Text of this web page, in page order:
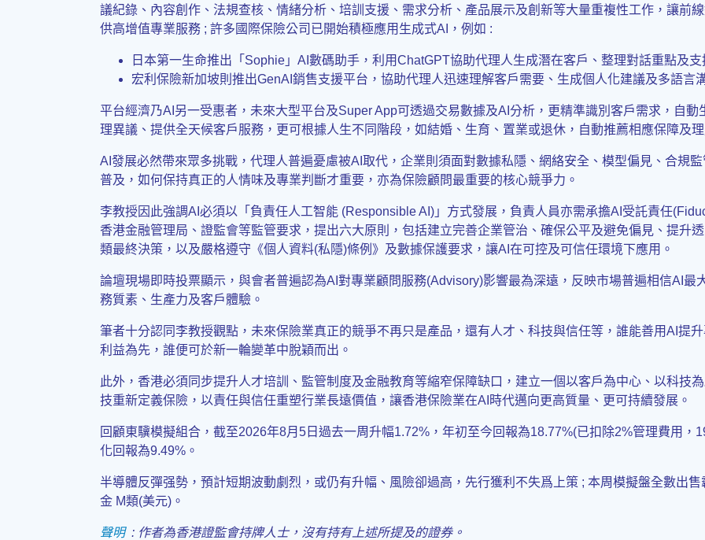
議紀錄、內容創作、法規查核、情緒分析、培訓支援、需求分析、產品展示及創新等大量重複性工作，讓前
供高增值專業服務 ; 許多國際保險公司已開始積極應用生成式AI，例如 :
日本第一生命推出「Sophie」AI數碼助手，利用ChatGPT協助代理人生成潛在客戶、整理對話重點及
宏利保險新加坡則推出GenAI銷售支援平台，協助代理人迅速理解客戶需要、生成個人化建議及多語言
平台經濟乃AI另一受惠者，未來大型平台及Super App可透過交易數據及AI分析，更精準識別客戶需求，自
理異議、提供全天候客戶服務，更可根據人生不同階段，如結婚、生育、置業或退休，自動推薦相應保障及
AI發展必然帶來眾多挑戰，代理人普遍憂慮被AI取代，企業則須面對數據私隱、網絡安全、模型偏見、合規
普及，如何保持真正的人情味及專業判斷才重要，亦為保險顧問最重要的核心競爭力。
李教授因此強調AI必須以「負責任人工智能 (Responsible AI)」方式發展，負責人員亦需承擔AI受託責任
香港金融管理局、證監會等監管要求，提出六大原則，包括建立完善企業管治、確保公平及避免偏見、提升
類最終決策，以及嚴格遵守《個人資料(私隱)條例》及數據保護要求，讓AI在可控及可信任環境下應用。
論壇現場即時投票顯示，與會者普遍認為AI對專業顧問服務(Advisory)影響最為深遠，反映市場普遍相信AI最
務質素、生產力及客戶體驗。
筆者十分認同李教授觀點，未來保險業真正的競爭不再只是產品，還有人才、科技與信任等，誰能善用AI提
利益為先，誰便可於新一輪變革中脫穎而出。
此外，香港必須同步提升人才培訓、監管制度及金融教育等縮窄保障缺口，建立一個以客戶為中心、以科技
技重新定義保險，以責任與信任重塑行業長遠價值，讓香港保險業在AI時代邁向更高質量、更可持續發展。
回顧東驥模擬組合，截至2026年8月5日過去一周升幅1.72%，年初至今回報為18.77%(已扣除2%管理費用，
化回報為9.49%。
半導體反彈强勢，預計短期波動劇烈，或仍有升幅、風險卻過高，先行獲利不失爲上策 ; 本周模擬盤全數出
金 M類(美元)。
聲明 : 作者為香港證監會持牌人士，沒有持有上述所提及的證券。